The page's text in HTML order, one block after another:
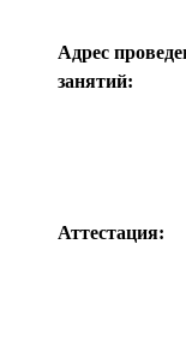
Адрес
занятий:
Аттестация: